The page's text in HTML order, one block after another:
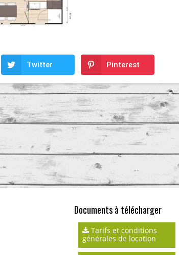
Twitter Pinterest
Documents à télécharger
Tarifs et conditions
générales de location